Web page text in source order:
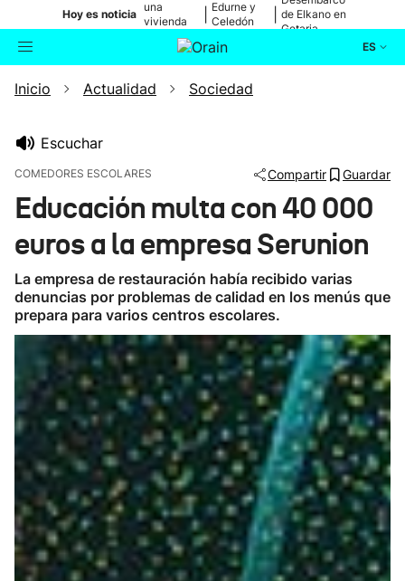
Hoy es noticia
una
vivienda
de Bilbao
Edurne y
Celedón
de Elkano en
Getaria
ES
Buscador Actualidad
Ikusmiran
Eguraldia
Inicio Actualidad Sociedad
Escuchar
COMEDORES ESCOLARES Compartir Guardar
Educación multa con 40 000
euros a la empresa Serunion
La empresa de restauración había recibido varias
denuncias por problemas de calidad en los menús que
prepara para varios centros escolares.